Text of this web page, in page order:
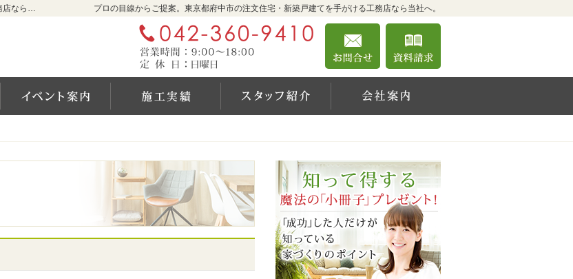
プロの目線からご提案。東京都府中市の注文住宅・新築戸建てを手がける工務店なら当社へ。
東京都府中市の新築・注文住宅・新築戸建てを手がける工務店なら石井工務店
042-360-9410
営業時間9:00～18:00 定休日：日曜日